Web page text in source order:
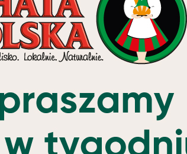
Mieszko pochwalił się nowym